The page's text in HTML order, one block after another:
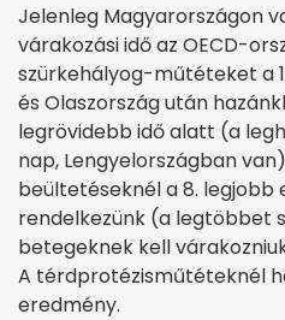
Jelenleg Magyarországon
várakozási idő az OECD-
szürkehályog-műtéteket a
és Olaszország után
legrövidebb idő alatt (a
nap, Lengyelországban
beültetéseknél a 8. legjobb
rendelkezünk (a legtöbbet
betegeknek kell
A térdprotézisműtéteknél
eredmény.